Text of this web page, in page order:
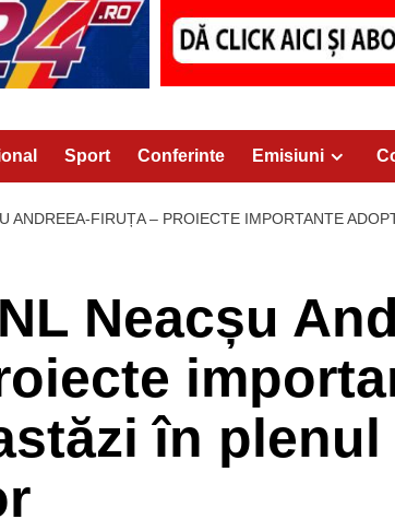
Sport Conferinte Emisiuni
ANDREEA-FIRUȚA – PROIECTE IMPORTANTE
Neacșu
în plenul